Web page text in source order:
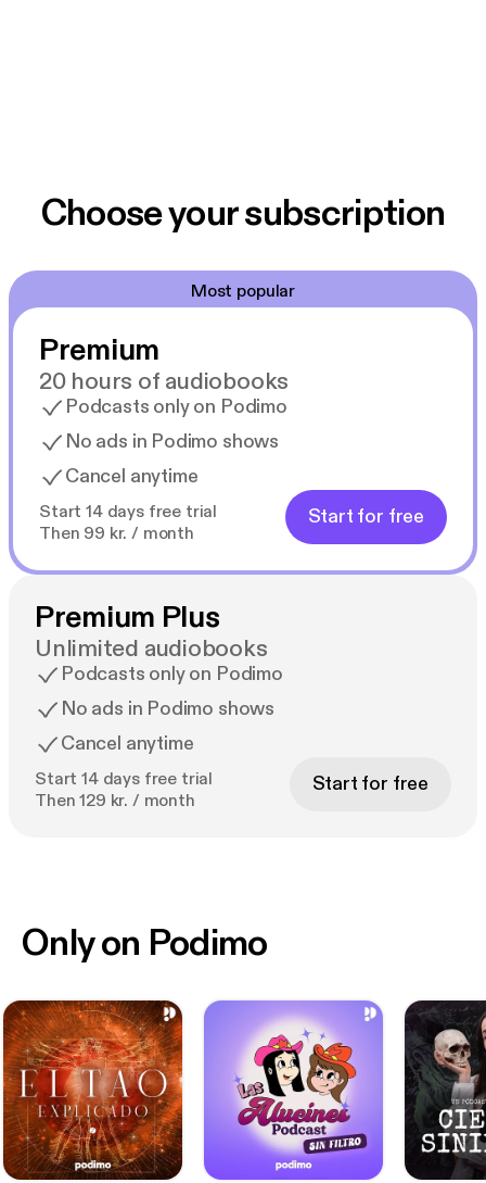
Choose your subscription
Most popular
Premium
20 hours of audiobooks
Podcasts only on Podimo
No ads in Podimo shows
Cancel anytime
Start 14 days free trial
Then 99 kr. / month
Start for free
Premium Plus
Unlimited audiobooks
Podcasts only on Podimo
No ads in Podimo shows
Cancel anytime
Start 14 days free trial
Then 129 kr. / month
Start for free
Only on Podimo